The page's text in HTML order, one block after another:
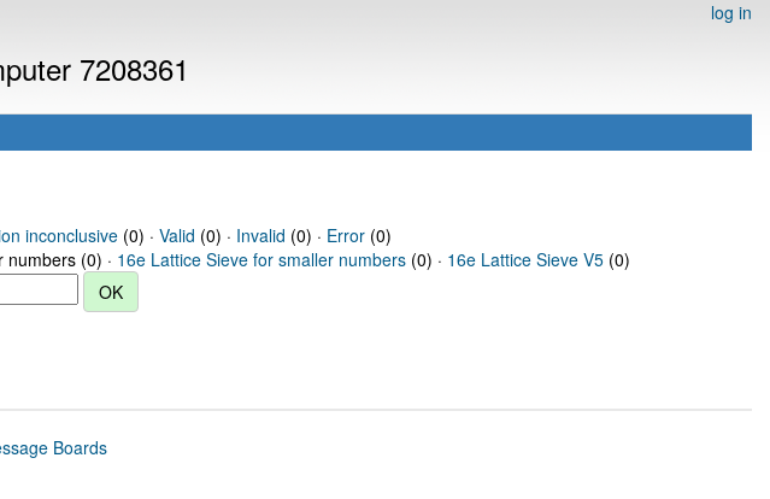
log in
7208361
inconclusive(0) · Valid (0) · Invalid (0) · Error(0)
numbers (0) · 16e Lattice Sieve for smaller numbers (0) · 16e Lattice Sieve V5 (0)
Boards